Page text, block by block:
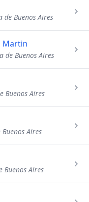
de Buenos Aires
Martin
de Buenos Aires
Buenos Aires
Aires
Buenos Aires